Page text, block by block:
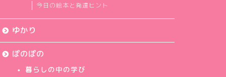
今日の絵本と発達ヒント
ゆかり
ぽのぽの
暮らしの中の学び